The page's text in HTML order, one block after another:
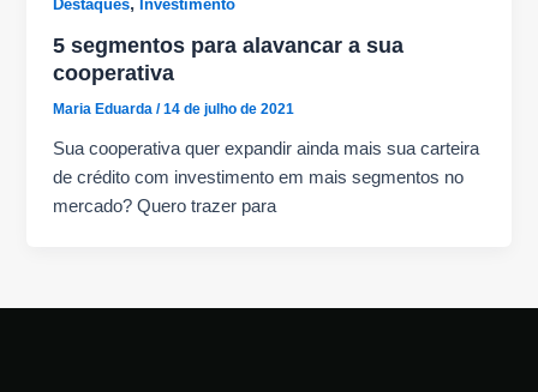
Destaques Investimento
5 segmentos para alavancar a sua
cooperativa
Maria Eduarda/14 de julho de 2021
Sua cooperativa quer expandir ainda mais sua carteira
de crédito com investimento em mais segmentos no
mercado? Quero trazer para